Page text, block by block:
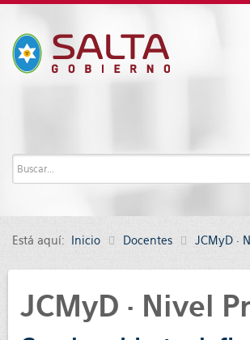
Está aquí: Inicio Docentes JCMyD ·
JCMyD · Nivel